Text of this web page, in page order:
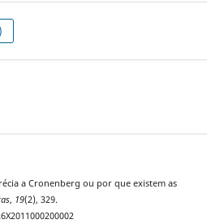
a Cronenberg ou por que existem as
, 19(2), 329.